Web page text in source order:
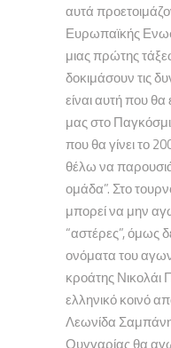
αυτά
Ευρωπαϊκής
μιας πρώτης
δοκιμάσουν τις
είναι αυτή που
μας στο
που θα γίνει το
θέλω να
ομάδα”. Στο
μπορεί να μην
“αστέρες”, όμως
ονόματα του
κροάτης
ελληνικό κοινό
Λεωνίδα